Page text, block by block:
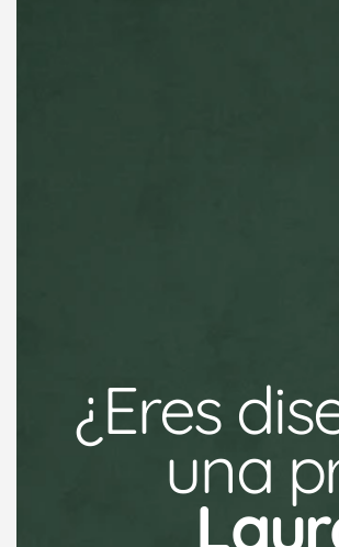
¿Eres
una